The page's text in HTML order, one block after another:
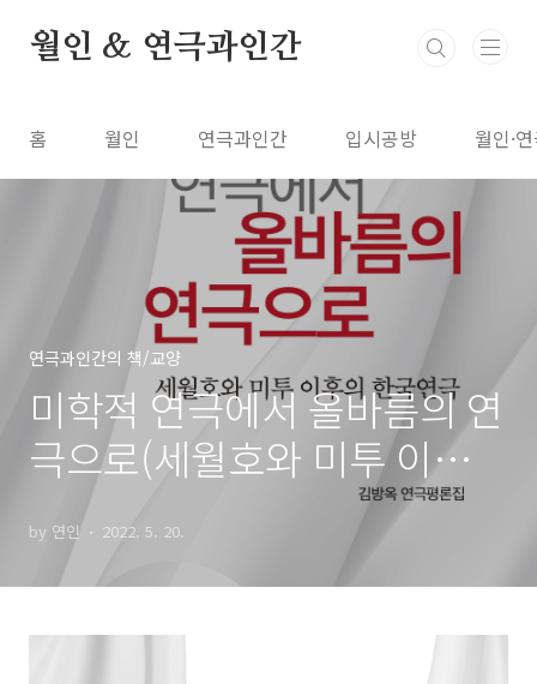
월인 & 연극과인간
홈 월인 연극과인간 입시공방 월인·
연극과인간의 책/교양
미학적 연극에서 올바름의 연
극으로(세월호와 미투 이후의
by 연인 2022. 5. 20.